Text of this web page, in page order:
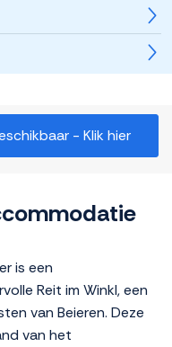
- Klik hier
is een
Reit im Winkl, een
van Beieren. Deze
van het